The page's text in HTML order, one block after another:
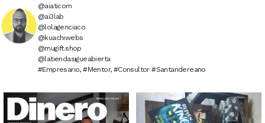
@aiaticom
@ai3lab
@lolagenciaco
@kuachiwebs
@mugift.shop
@latiendasigueabierta
#Empresario, #Mentor, #Consultor #Santandereano
6 0 2 1